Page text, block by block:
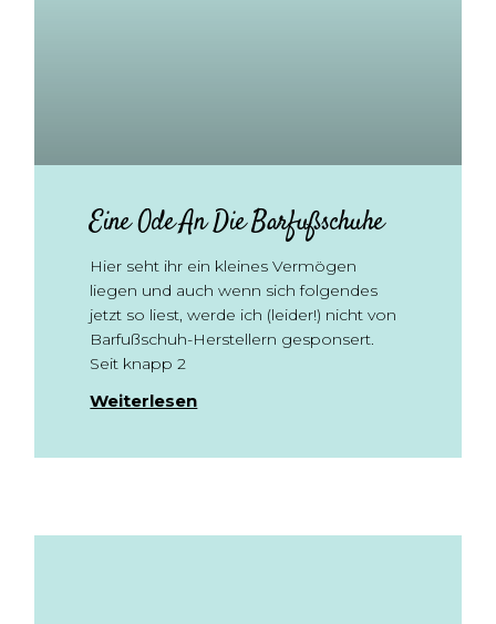
Eine Ode An Die Barfußschuhe
Hier seht ihr ein kleines Vermögen
liegen und auch wenn sich folgendes
jetzt so liest, werde ich (leider!) nicht von
Barfußschuh-Herstellern gesponsert.
Seit knapp 2
Weiterlesen